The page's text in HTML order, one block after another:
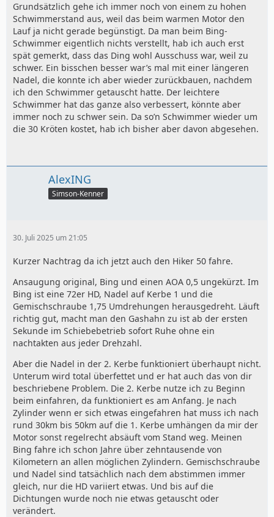
Grundsätzlich gehe ich immer noch von einem zu hohen
Schwimmerstand aus, weil das beim warmen Motor den
Lauf ja nicht gerade begünstigt. Da man beim Bing-
Schwimmer eigentlich nichts verstellt, hab ich auch erst
spät gemerkt, dass das Ding wohl Ausschuss war, weil zu
schwer. Ein bisschen besser war’s mal mit einer längeren
Nadel, die konnte ich aber wieder zurückbauen, nachdem
ich den Schwimmer getauscht hatte. Der leichtere
Schwimmer hat das ganze also verbessert, könnte aber
immer noch zu schwer sein. Da so’n Schwimmer wieder um
die 30 Kröten kostet, hab ich bisher aber davon abgesehen.
AlexING
Simson-Kenner
30. Juli 2025 um 21:05
Kurzer Nachtrag da ich jetzt auch den Hiker 50 fahre.
Ansaugung original, Bing und einen AOA 0,5 ungekürzt. Im
Bing ist eine 72er HD, Nadel auf Kerbe 1 und die
Gemischschraube 1,75 Umdrehungen herausgedreht. Läuft
richtig gut, macht man den Gashahn zu ist ab der ersten
Sekunde im Schiebebetrieb sofort Ruhe ohne ein
nachtakten aus jeder Drehzahl.
Aber die Nadel in der 2. Kerbe funktioniert überhaupt nicht.
Unterum wird total überfettet und er hat auch das von dir
beschriebene Problem. Die 2. Kerbe nutze ich zu Beginn
beim einfahren, da funktioniert es am Anfang. Je nach
Zylinder wenn er sich etwas eingefahren hat muss ich nach
rund 30km bis 50km auf die 1. Kerbe umhängen da mir der
Motor sonst regelrecht absäuft vom Stand weg. Meinen
Bing fahre ich schon Jahre über zehntausende von
Kilometern an allen möglichen Zylindern. Gemischschraube
und Nadel sind tatsächlich nach dem abstimmen immer
gleich, nur die HD variiert etwas. Und bis auf die
Dichtungen wurde noch nie etwas getauscht oder
verändert.